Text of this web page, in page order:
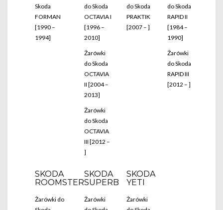
Skoda
FORMAN
[1990 –
1994]
do Skoda
OCTAVIA I
[1996 –
2010]
Żarówki
do Skoda
OCTAVIA
II [2004 –
2013]
Żarówki
do Skoda
OCTAVIA
III [2012 –
]
do Skoda
PRAKTIK
[2007 – ]
do Skoda
RAPID II
[1984 –
1990]
Żarówki
do Skoda
RAPID III
[2012 – ]
SKODA
ROOMSTER
Żarówki do
SKODA
SUPERB
Żarówki
SKODA
YETI
Żarówki